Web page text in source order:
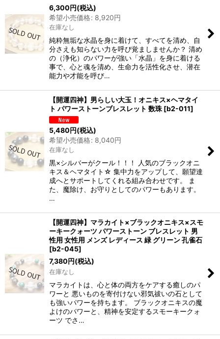
6,300円(税込)
希望小売価格: 8,920円
在庫なし
純粋無垢な水晶を身に着けて、すべてを清め、自
分さえも知らない力を呼び覚ましませんか？ 清め
の（浄化）のパワーが強い「水晶」を身に着ける
事で、心と魂を清め、生命力を活性化させ、潜在
能力や才能を呼び…
【開運四神】男らしい大玉！オニキス×ヘマタイ
ト パワーストーンブレスレット 数珠 [b2-011]
5,480円(税込)
希望小売価格: 8,040円
在庫なし
黒×シルバーがクール！！！ 人気のブラックオニ
キス＆ヘマタイト☆ 集中力をアップして、願望達
成へとサポートしてくれる組み合わせです。 ま
た、魔除け、お守りとしてのパワーもあります。
…
【開運四神】マラカイト×ブラックオニキス×スモ
ーキークォーツ パワーストーン ブレスレット 男
性用 女性用 メンズ レディース 緑 グリーン 孔雀石
[b2-045]
7,380円(税込)
在庫なし
マラカイトは、心と体の両方をケアする癒しのパ
ワーと 悪いものを寄付けない邪気祓いの石として
も強いパワーを持ちます。 ブラックオニキスの魔
よけのパワーと、精神を安定するスモーキークォ
ーツ でさ…